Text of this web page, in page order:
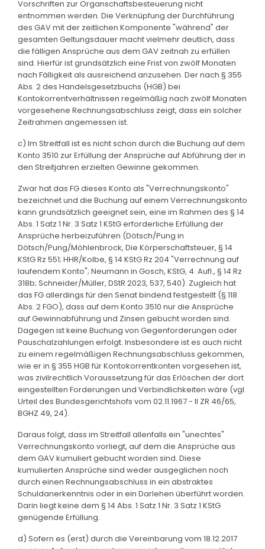
Vorschriften zur Organschaftsbesteuerung nicht
entnommen werden. Die Verknüpfung der Durchführung
des GAV mit der zeitlichen Komponente "während" der
gesamten Geltungsdauer macht vielmehr deutlich, dass
die fälligen Ansprüche aus dem GAV zeitnah zu erfüllen
sind. Hierfür ist grundsätzlich eine Frist von zwölf Monaten
nach Fälligkeit als ausreichend anzusehen. Der nach § 355
Abs. 2 des Handelsgesetzbuchs (HGB) bei
Kontokorrentverhältnissen regelmäßig nach zwölf Monaten
vorgesehene Rechnungsabschluss zeigt, dass ein solcher
Zeitrahmen angemessen ist.
c) Im Streitfall ist es nicht schon durch die Buchung auf dem
Konto 3510 zur Erfüllung der Ansprüche auf Abführung der in
den Streitjahren erzielten Gewinne gekommen.
Zwar hat das FG dieses Konto als "Verrechnungskonto"
bezeichnet und die Buchung auf einem Verrechnungskonto
kann grundsätzlich geeignet sein, eine im Rahmen des § 14
Abs. 1 Satz 1 Nr. 3 Satz 1 KStG erforderliche Erfüllung der
Ansprüche herbeizuführen (Dötsch/Pung in
Dötsch/Pung/Möhlenbrock, Die Körperschaftsteuer, § 14
KStG Rz 551; HHR/Kolbe, § 14 KStG Rz 204 "Verrechnung auf
laufendem Konto"; Neumann in Gosch, KStG, 4. Aufl., § 14 Rz
318b; Schneider/Müller, DStR 2023, 537, 540). Zugleich hat
das FG allerdings für den Senat bindend festgestellt (§ 118
Abs. 2 FGO), dass auf dem Konto 3510 nur die Ansprüche
auf Gewinnabführung und Zinsen gebucht worden sind.
Dagegen ist keine Buchung von Gegenforderungen oder
Pauschalzahlungen erfolgt. Insbesondere ist es auch nicht
zu einem regelmäßigen Rechnungsabschluss gekommen,
wie er in § 355 HGB für Kontokorrentkonten vorgesehen ist,
was zivilrechtlich Voraussetzung für das Erlöschen der dort
eingestellten Forderungen und Verbindlichkeiten wäre (vgl.
Urteil des Bundesgerichtshofs vom 02.11.1967 - II ZR 46/65,
BGHZ 49, 24).
Daraus folgt, dass im Streitfall allenfalls ein "unechtes"
Verrechnungskonto vorliegt, auf dem die Ansprüche aus
dem GAV kumuliert gebucht worden sind. Diese
kumulierten Ansprüche sind weder ausgeglichen noch
durch einen Rechnungsabschluss in ein abstraktes
Schuldanerkenntnis oder in ein Darlehen überführt worden.
Darin liegt keine dem § 14 Abs. 1 Satz 1 Nr. 3 Satz 1 KStG
genügende Erfüllung.
d) Sofern es (erst) durch die Vereinbarung vom 18.12.2017